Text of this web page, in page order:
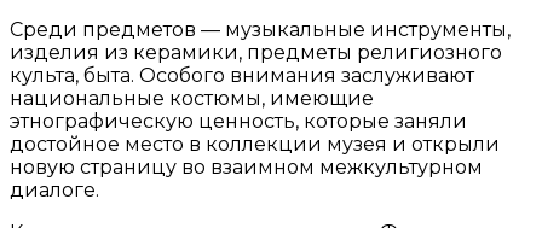
Среди предметов — музыкальные инструменты,
изделия из керамики, предметы религиозного
культа, быта. Особого внимания заслуживают
национальные костюмы, имеющие
этнографическую ценность, которые заняли
достойное место в коллекции музея и открыли
новую страницу во взаимном межкультурном
диалоге.